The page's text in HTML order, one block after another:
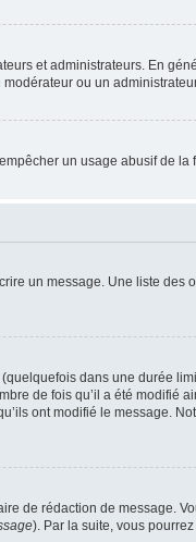
et administrateurs. En
ou un
un usage abusif de
un message. Une liste
dans une durée
de fois qu’il a été modifié
ont modifié le message.
de rédaction de message.
). Par la suite, vous